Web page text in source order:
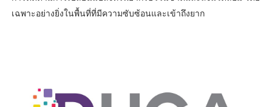
เฉพาะอย่างยิ่งในพื้นที่ที่มีความซับซ้อนและเข้าถึงยาก